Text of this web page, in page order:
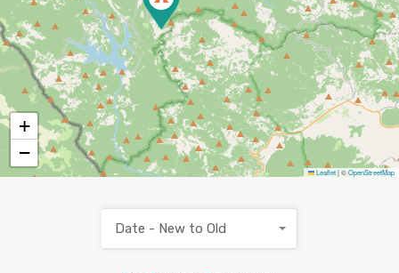
+
−
Leaflet|©OpenStreetMap
Date - New to Old